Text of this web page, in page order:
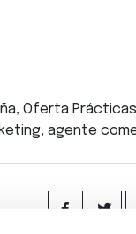
Oferta
agente